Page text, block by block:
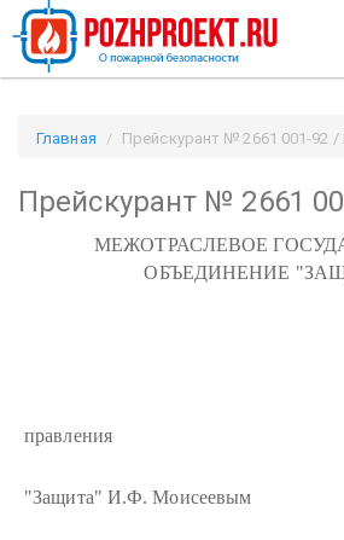
Главная Прейскурант № 2661 001-92 /
Прейскурант № 2661
МЕЖОТРАСЛЕВОЕ
ОБЪЕДИНЕНИЕ
правления
"Защита" И.Ф. Моисеевым